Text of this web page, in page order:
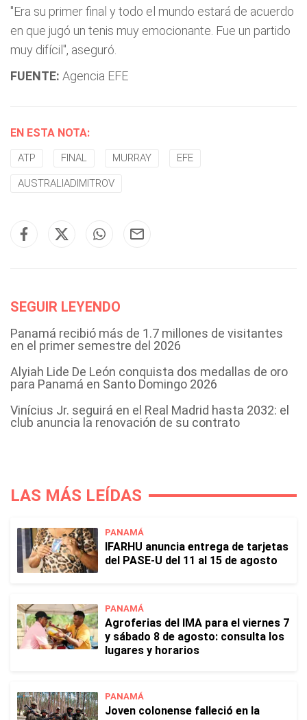
"Era su primer final y todo el mundo estará de acuerdo
en que jugó un tenis muy emocionante. Fue un partido
muy difícil", aseguró.
FUENTE: Agencia EFE
EN ESTA NOTA:
ATP FINAL MURRAY EFE
AUSTRALIADIMITROV
SEGUIR LEYENDO
Panamá recibió más de 1.7 millones de visitantes
en el primer semestre del 2026
Alyiah Lide De León conquista dos medallas de oro
para Panamá en Santo Domingo 2026
Vinícius Jr. seguirá en el Real Madrid hasta 2032: el
club anuncia la renovación de su contrato
LAS MÁS LEÍDAS
PANAMÁ
IFARHU anuncia entrega de tarjetas
del PASE-U del 11 al 15 de agosto
PANAMÁ
Agroferias del IMA para el viernes 7
y sábado 8 de agosto: consulta los
lugares y horarios
PANAMÁ
Joven colonense falleció en la